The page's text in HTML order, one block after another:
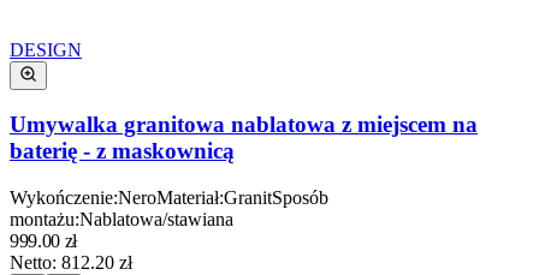
DESIGN
Umywalka granitowa nablatowa z miejscem na
baterię - z maskownicą
Wykończenie:NeroMateriał:GranitSposób
montażu:Nablatowa/stawiana
999.00 zł
Netto: 812.20 zł